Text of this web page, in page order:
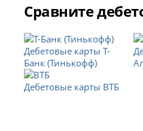
Сравните
Дебетовые карты Т-
Банк (Тинькофф)
Дебетовые карты ВТБ